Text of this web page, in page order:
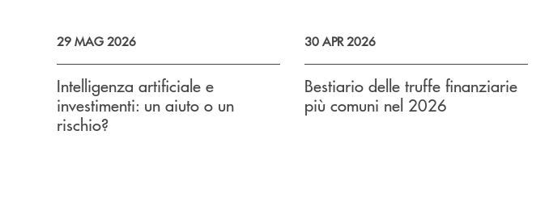
29 MAG 2026
Intelligenza artificiale e
investimenti: un aiuto o un
rischio?
30 APR 2026
Bestiario delle truffe finanziarie
più comuni nel 2026